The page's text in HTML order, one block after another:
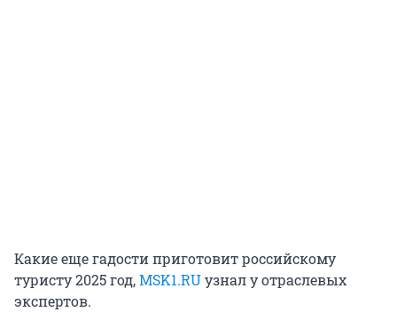
Какие еще гадости приготовит российскому
туристу 2025 год,MSK1.RUузнал у отраслевых
экспертов.